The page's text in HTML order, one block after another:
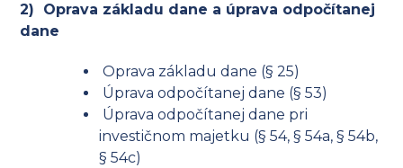
2) Oprava základu dane a úprava odpočítanej
dane
Oprava základu dane (§ 25)
Úprava odpočítanej dane (§ 53)
Úprava odpočítanej dane pri
investičnom majetku (§ 54, § 54a, § 54b,
§ 54c)